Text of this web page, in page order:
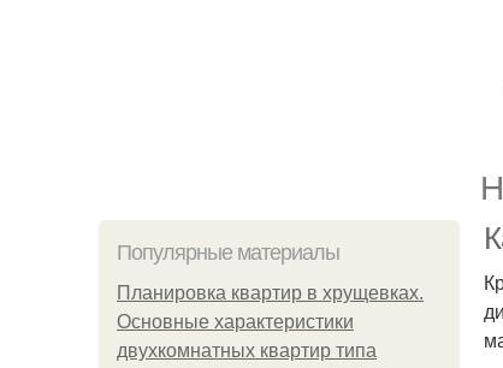
Популярные материалы
Планировка квартир в хрущевках.
Основные характеристики
двухкомнатных квартир типа